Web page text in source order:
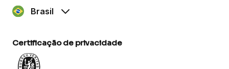
Brasil
Certificação de privacidade